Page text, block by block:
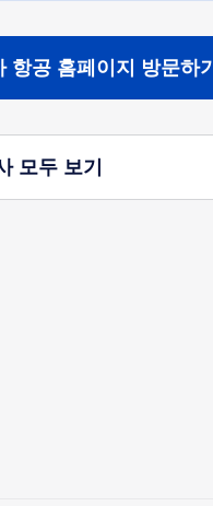
항공 홈페이지 방문하기
모두 보기